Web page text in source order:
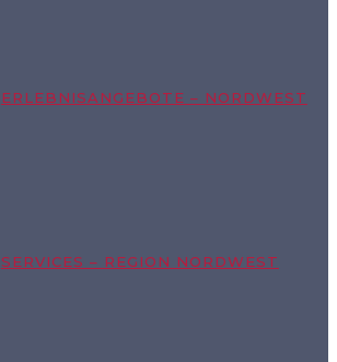
ERLEBNISANGEBOTE – NORDWEST
SERVICES – REGION NORDWEST